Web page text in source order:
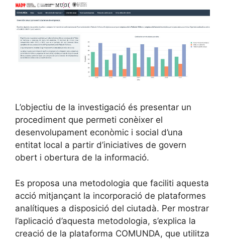
L’objectiu de la investigació és presentar un
procediment que permeti conèixer el
desenvolupament econòmic i social d’una
entitat local a partir d’iniciatives de govern
obert i obertura de la informació.
Es proposa una metodologia que faciliti aquesta
acció mitjançant la incorporació de plataformes
analítiques a disposició del ciutadà. Per mostrar
l’aplicació d’aquesta metodologia, s’explica la
creació de la plataforma COMUNDA, que utilitza